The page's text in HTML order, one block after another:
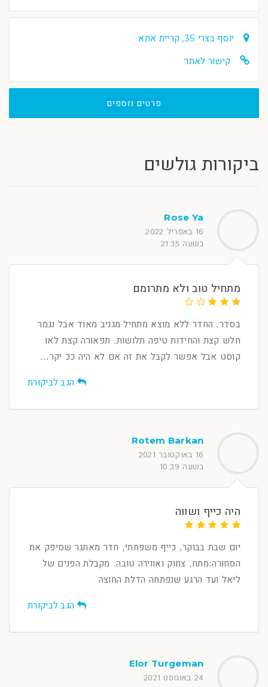
יוסף בצרי 35, קריית אתא
קישור לאתר
פרטים נוספים
ביקורות גולשים
Rose Ya
16 באפריל 2022
בשעה 21:35
מתחיל טוב ולא מתרומם
בסדר. החדר ללא מוצא מתחיל מגניב מאוד אבל נגמר
חלש קצת והחידות טיפה תלושות. תפאורה קצת לאו
קוסט אבל אפשר לקבל את זה אם לא היה ככ יקר...
הגב לביקורת
Rotem Barkan
16 באוקטובר 2021
בשעה 10:39
היה כייף ושווה
יום שבת בבוקר, כייף משפחתי, חדר מאתגר שסיפק את
הסחורה:מתח, צחוק ואווירה טובה. מקבלת הפנים של
ליאל ועד הרגע שנפתחה הדלת החוצה
הגב לביקורת
Elor Turgeman
24 באוגוסט 2021